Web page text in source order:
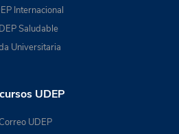
Internacional
Saludable
Universitaria
UDEP
UDEP